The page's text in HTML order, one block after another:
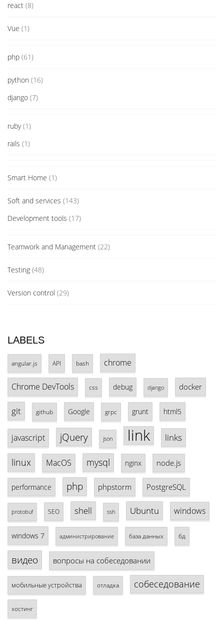
react (8)
Vue (1)
php (61)
python (16)
django (7)
ruby(1)
rails (1)
Smart Home (1)
Soft and services (143)
Development tools (17)
Teamwork and Management (22)
Testing (48)
Version control (29)
LABELS
angular.js API bash chrome
Chrome DevTools css debug django docker
git github Google grpc grunt html5
javascript jQuery json link links
linux MacOS mysql nginx node.js
performance php phpstorm PostgreSQL
protobuf SEO shell ssh Ubuntu windows
windows 7 администрирование база данных бд
видео вопросы на собеседовании
мобильные устройства отладка собеседование
хостинг